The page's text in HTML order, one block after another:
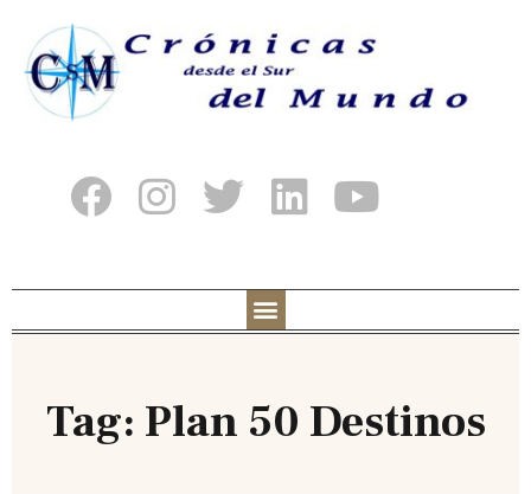
Tag: Plan 50 Destinos